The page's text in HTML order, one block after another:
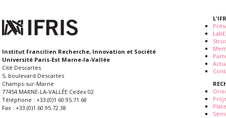
Institut Francilien Recherche, Innovation et Société
Université Paris-Est Marne-la-Vallée
Cité Descartes
5, boulevard Descartes
Champs-sur-Marne
77454 MARNE-LA-VALLÉE Cedex 02
Téléphone : +33.(0)1.60.95.71.68
Fax : +33.(0)1.60.95.72.38